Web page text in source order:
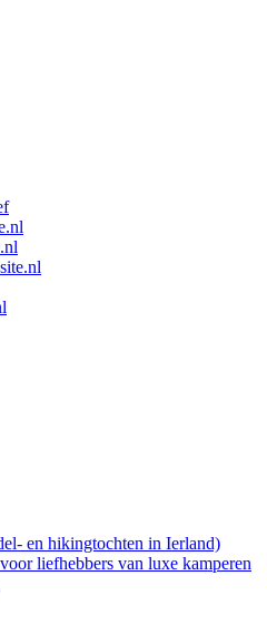
en hikingtochten in Ierland)
liefhebbers van luxe kamperen